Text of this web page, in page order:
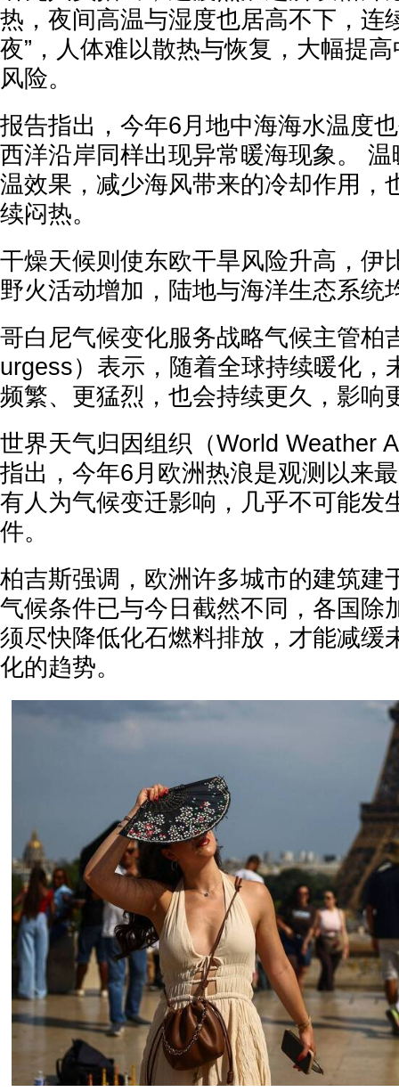
热，夜间高温与湿度也居高不下，连
夜”，人体难以散热与恢复，大幅提
风险。
报告指出，今年6月地中海海水温度
西洋沿岸同样出现异常暖海现象。
温效果，减少海风带来的冷却作用，
续闷热。
干燥天候则使东欧干旱风险升高，伊
野火活动增加，陆地与海洋生态系统
哥白尼气候变化服务战略气候主管柏
urgess）表示，随着全球持续暖化，
频繁、更猛烈，也会持续更久，影响
世界天气归因组织（World Weather
指出，今年6月欧洲热浪是观测以来
有人为气候变迁影响，几乎不可能发
件。
柏吉斯强调，欧洲许多城市的建筑建
气候条件已与今日截然不同，各国除
须尽快降低化石燃料排放，才能减缓
化的趋势。